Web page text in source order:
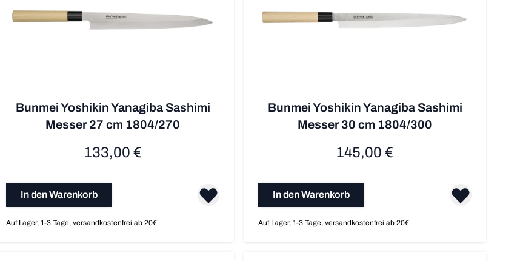
Bunmei Yoshikin Yanagiba Sashimi
Messer 27 cm 1804/270
133,00 €
In den Warenkorb
Auf Lager, 1-3 Tage, versandkostenfrei ab 20€
Bunmei Yoshikin Yanagiba Sashimi
Messer 30 cm 1804/300
145,00 €
In den Warenkorb
Auf Lager, 1-3 Tage, versandkostenfrei ab 20€